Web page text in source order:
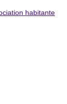
habitante